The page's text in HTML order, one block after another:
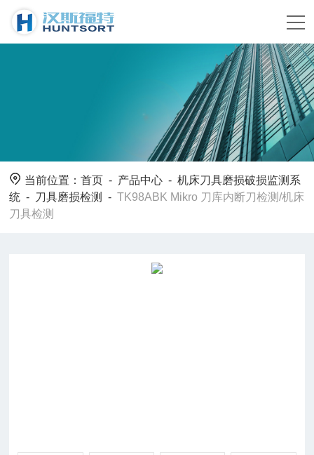
当前位置：首页 - 产品中心 -机床刀具磨损破损监测系
统 - 刀具磨损检测 -TK98ABK Mikro 刀库内断刀检测/机床
刀具检测